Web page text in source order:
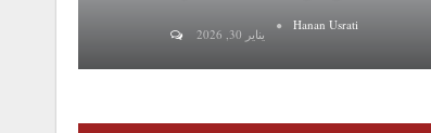
Hanan Usrati
يناير 30, 2026